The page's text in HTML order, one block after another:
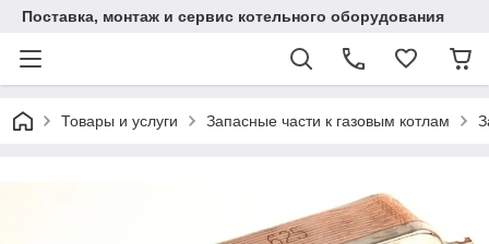
Поставка, монтаж и сервис котельного оборудования
Товары и услуги Запасные части к газовым котлам